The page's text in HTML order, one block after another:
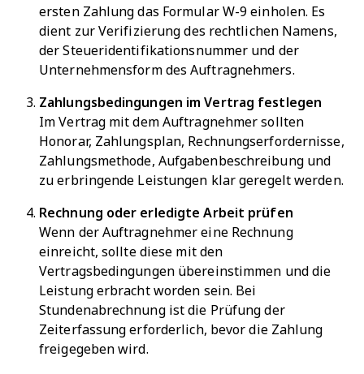
ersten Zahlung das Formular W-9 einholen. Es
dient zur Verifizierung des rechtlichen Namens,
der Steueridentifikationsnummer und der
Unternehmensform des Auftragnehmers.
Zahlungsbedingungen im Vertrag festlegen
Im Vertrag mit dem Auftragnehmer sollten
Honorar, Zahlungsplan, Rechnungserfordernisse,
Zahlungsmethode, Aufgabenbeschreibung und
zu erbringende Leistungen klar geregelt werden.
Rechnung oder erledigte Arbeit prüfen
Wenn der Auftragnehmer eine Rechnung
einreicht, sollte diese mit den
Vertragsbedingungen übereinstimmen und die
Leistung erbracht worden sein. Bei
Stundenabrechnung ist die Prüfung der
Zeiterfassung erforderlich, bevor die Zahlung
freigegeben wird.